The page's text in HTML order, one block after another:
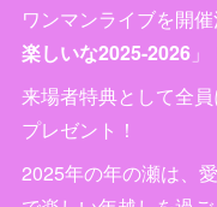
ワンマンライブを開
楽しいな2025-2026」
来場者特典として全
プレゼント！
2025年の年の瀬は、